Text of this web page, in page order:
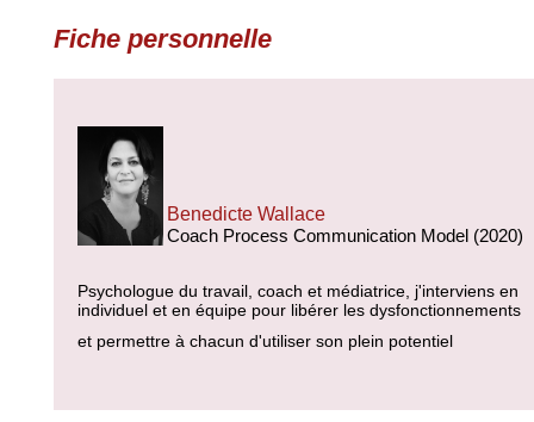
Fiche personnelle
Benedicte Wallace
Coach Process Communication Model (2020)
Psychologue du travail, coach et médiatrice, j'interviens en
individuel et en équipe pour libérer les dysfonctionnements
et permettre à chacun d'utiliser son plein potentiel